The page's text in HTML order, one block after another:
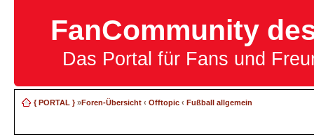
FanCommunity
Das Portal für Fans und
{ PORTAL }»Foren-Übersicht ‹ Offtopic ‹ Fußball allgemein